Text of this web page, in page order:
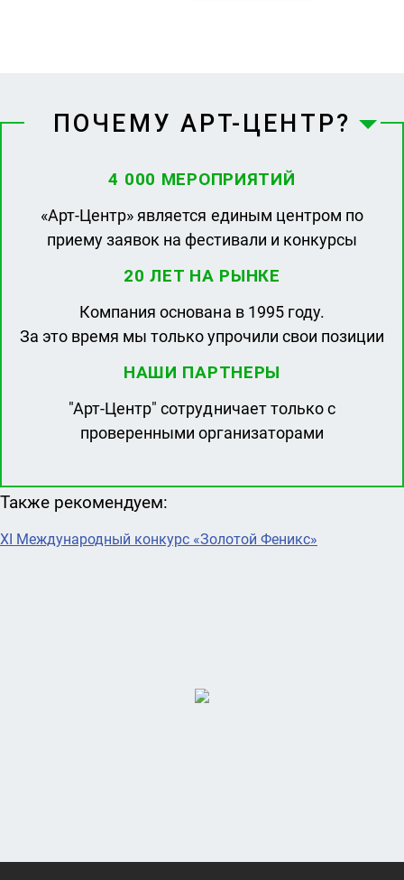
ПОЧЕМУ АРТ-ЦЕНТР?
4 000 МЕРОПРИЯТИЙ
«Арт-Центр» является единым центром по
приему заявок на фестивали и конкурсы
20 ЛЕТ НА РЫНКЕ
Компания основана в 1995 году.
За это время мы только упрочили свои позиции
НАШИ ПАРТНЕРЫ
"Арт-Центр" сотрудничает только с
проверенными организаторами
Также рекомендуем:
XI Международный конкурс «Золотой Феникс»